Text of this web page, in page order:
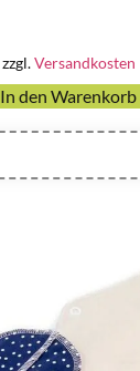
zzgl.Versandkosten
In den Warenkorb